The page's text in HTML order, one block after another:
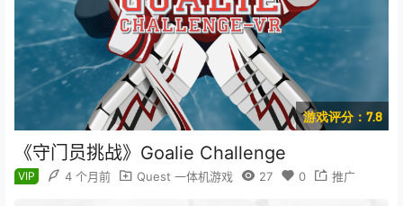
游戏评分：7.8
《守门员挑战》Goalie Challenge
VIP 4 个月前 Quest 一体机游戏 27 0 推广